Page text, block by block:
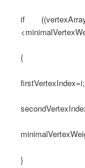
if
{
firstVertexIndex=i;
}